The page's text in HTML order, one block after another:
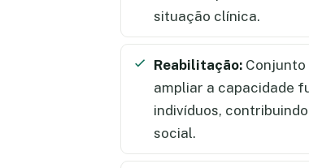
situação clínica.
Reabilitação: Conjunto
ampliar a capacidade
indivíduos,
social.